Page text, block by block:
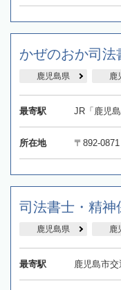
かぜのおか司法
鹿児島県 鹿
最寄駅 JR「鹿児
所在地 〒892-
司法書士・精
鹿児島県 鹿
最寄駅 鹿児島市